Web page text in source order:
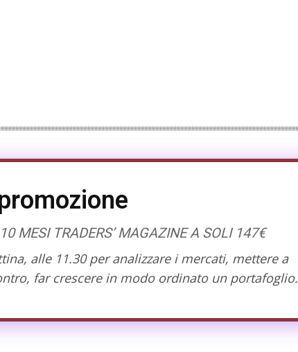
MESI TRADERS’ MAGAZINE A SOLI 147€
alle 11.30 per analizzare i mercati, mettere a
far crescere in modo ordinato un portafoglio.